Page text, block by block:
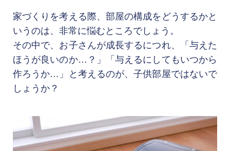
家づくりを考える際、部屋の構成をどうするかと
いうのは、非常に悩むところでしょう。
その中で、お子さんが成長するにつれ、「与えた
ほうが良いのか…？」「与えるにしてもいつから
作ろうか…」と考えるのが、子供部屋ではないで